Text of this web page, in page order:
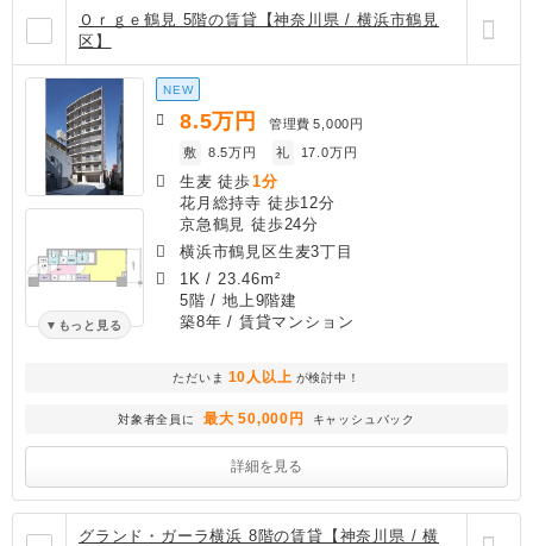
Ｏｒｇｅ鶴見 5階の賃貸【神奈川県 / 横浜市鶴見
区】
もっと見る
NEW
8.5万円 管理費 5,000円
敷
8.5万円 礼 17.0万円
生麦 徒歩1分
花月総持寺 徒歩12分
京急鶴見 徒歩24分
横浜市鶴見区生麦3丁目
1K / 23.46m²
5階 / 地上9階建
築8年 / 賃貸マンション
ただいま 10人以上 が検討中！
対象者全員に 最大 50,000円 キャッシュバック
詳細を見る
グランド・ガーラ横浜 8階の賃貸【神奈川県 / 横